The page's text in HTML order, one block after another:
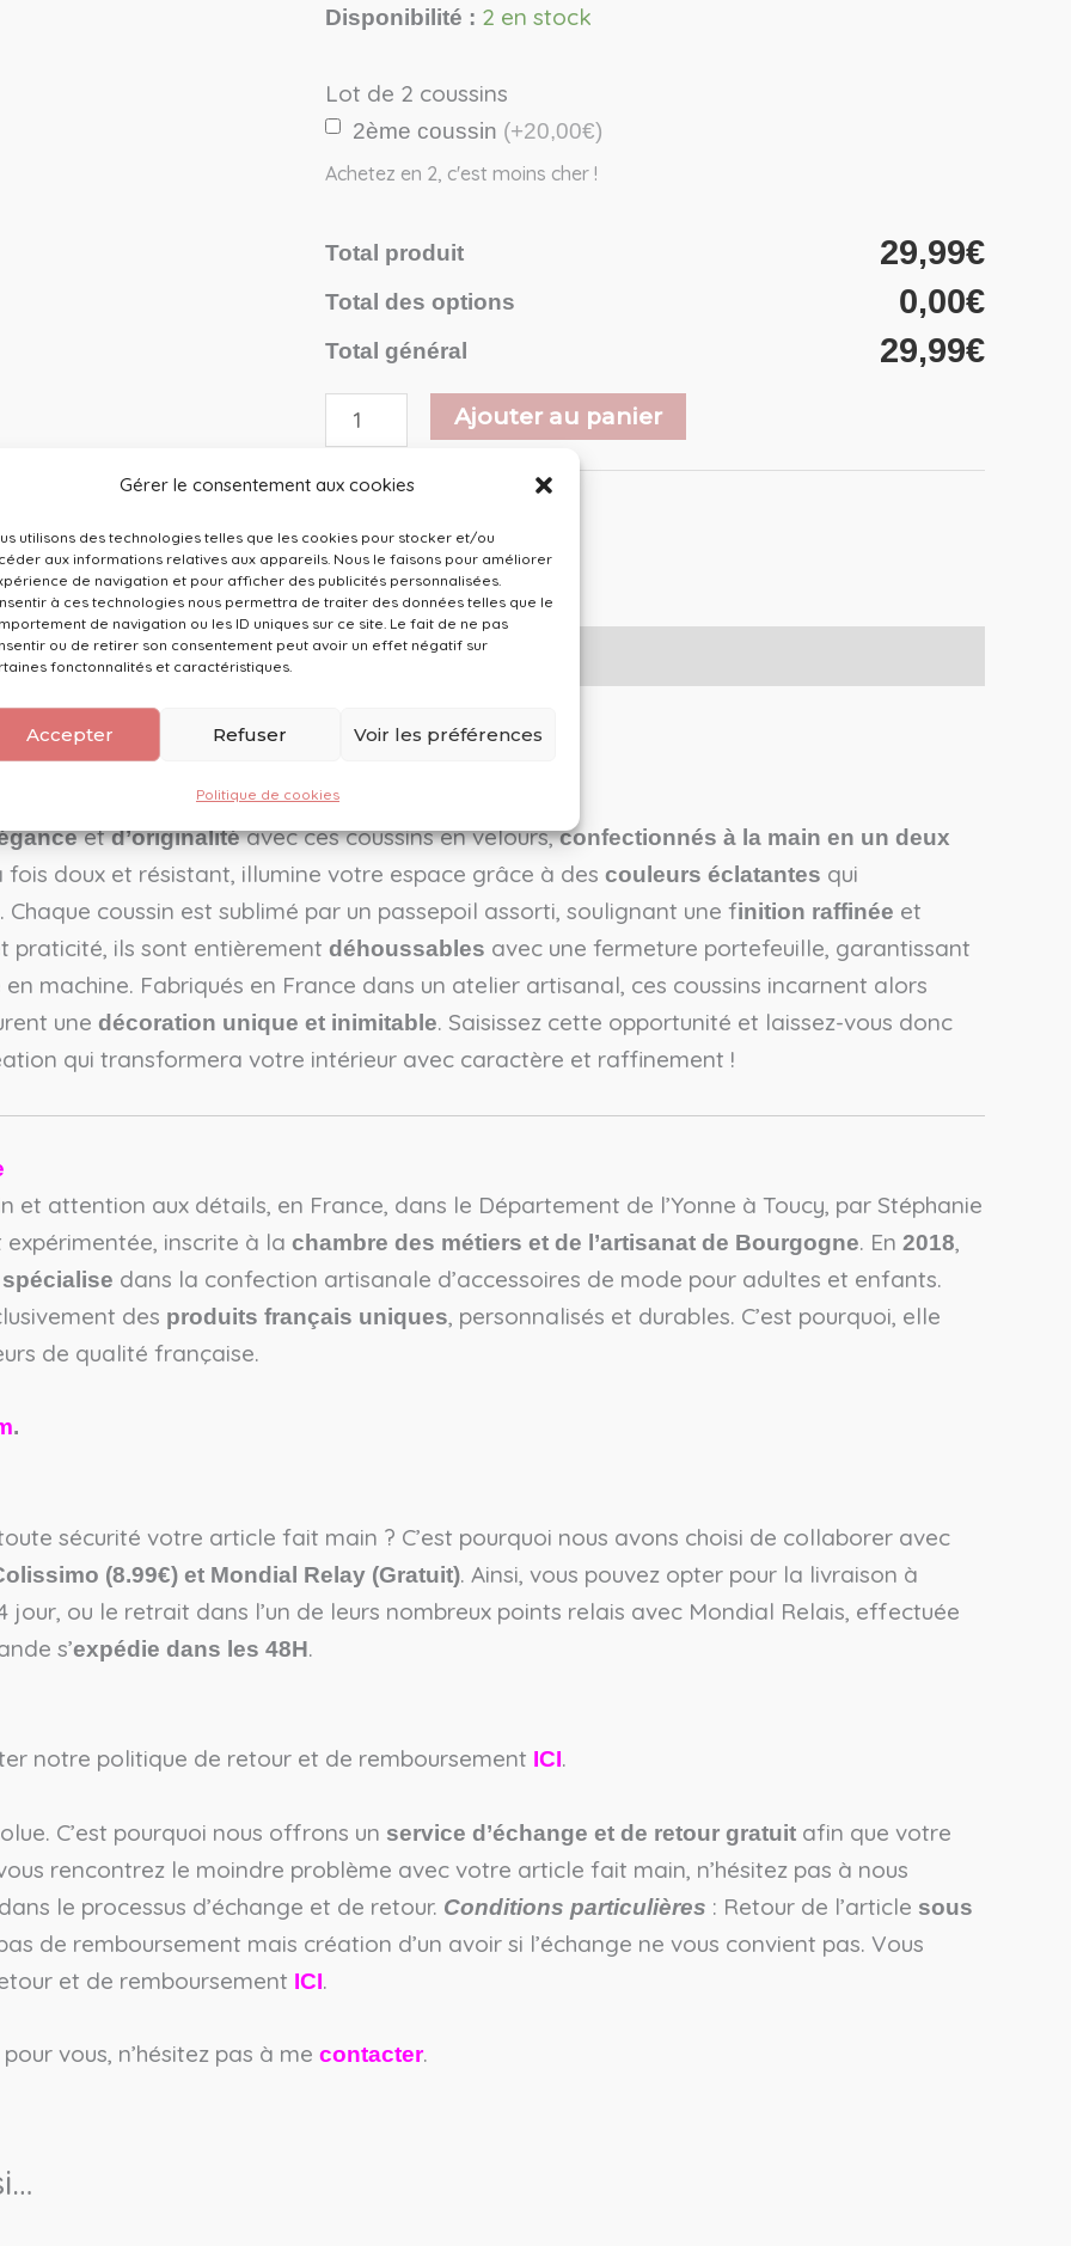
Gérer le consentement aux cookies
utilisons des technologies telles que les cookies pour stocker et/ou
aux informations relatives aux appareils. Nous le faisons pour améliorer
de navigation et pour afficher des publicités personnalisées.
à ces technologies nous permettra de traiter des données telles que le
de navigation ou les ID uniques sur ce site. Le fait de ne pas
ou de retirer son consentement peut avoir un effet négatif sur
fonctonnalités et caractéristiques.
Accepter Refuser Voir les préférences
Politique de cookies
Disponibilité : 2 en stock
Lot de 2 coussins
2ème coussin (+20,00€)
Achetez en 2, c'est moins cher !
Total produit 29,99€
Total des options 0,00€
Total général 29,99€
Ajouter au panier
Catégorie :
Coussin 30cm x 50cm en velours noir
etd’originalitéavec ces coussins en velours,confectionnés à la main en un deux
fois doux et résistant, illumine votre espace grâce à des couleurs éclatantes qui
. Chaque coussin est sublimé par un passepoil assorti, soulignant une finition raffinée et
praticité, ils sont entièrement déhoussables avec une fermeture portefeuille, garantissant
machine. Fabriqués en France dans un atelier artisanal, ces coussins incarnent alors
une décoration unique et inimitable. Saisissez cette opportunité et laissez-vous donc
qui transformera votre intérieur avec caractère et raffinement !
et attention aux détails, en France, dans le Département de l’Yonne à Toucy, par Stéphanie
expérimentée, inscrite à la chambre des métiers et de l’artisanat de Bourgogne. En 2018,
spécialise dans la confection artisanale d’accessoires de mode pour adultes et enfants.
des produits français uniques, personnalisés et durables. C’est pourquoi, elle
de qualité française.
.
sécurité votre article fait main ? C’est pourquoi nous avons choisi de collaborer avec
(8.99€) et Mondial Relay (Gratuit). Ainsi, vous pouvez opter pour la livraison à
ou le retrait dans l’un de leurs nombreux points relais avec Mondial Relais, effectuée
s’expédie dans les 48H.
notre politique de retour et de remboursement ICI.
C’est pourquoi nous offrons un service d’échange et de retour gratuit afin que votre
rencontrez le moindre problème avec votre article fait main, n’hésitez pas à nous
le processus d’échange et de retour. Conditions particulières : Retour de l’article sous
de remboursement mais création d’un avoir si l’échange ne vous convient pas. Vous
et de remboursement ICI.
vous, n’hésitez pas à me contacter.